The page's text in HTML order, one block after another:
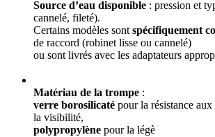
Source d’eau disponible : pression et
cannelé, fileté).
Certains modèles sont spécifiquement
de raccord (robinet lisse ou cannelé)
ou sont livrés avec les adaptateurs
Matériau de la trompe :
verre borosilicaté pour la résistance
la visibilité,
polypropylène pour la légè